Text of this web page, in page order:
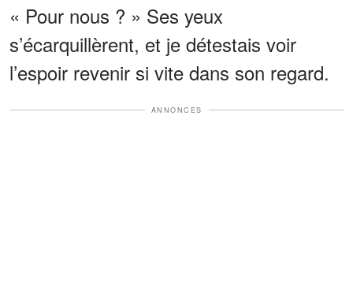
« Pour nous ? » Ses yeux
s’écarquillèrent, et je détestais voir
l’espoir revenir si vite dans son regard.
ANNONCES